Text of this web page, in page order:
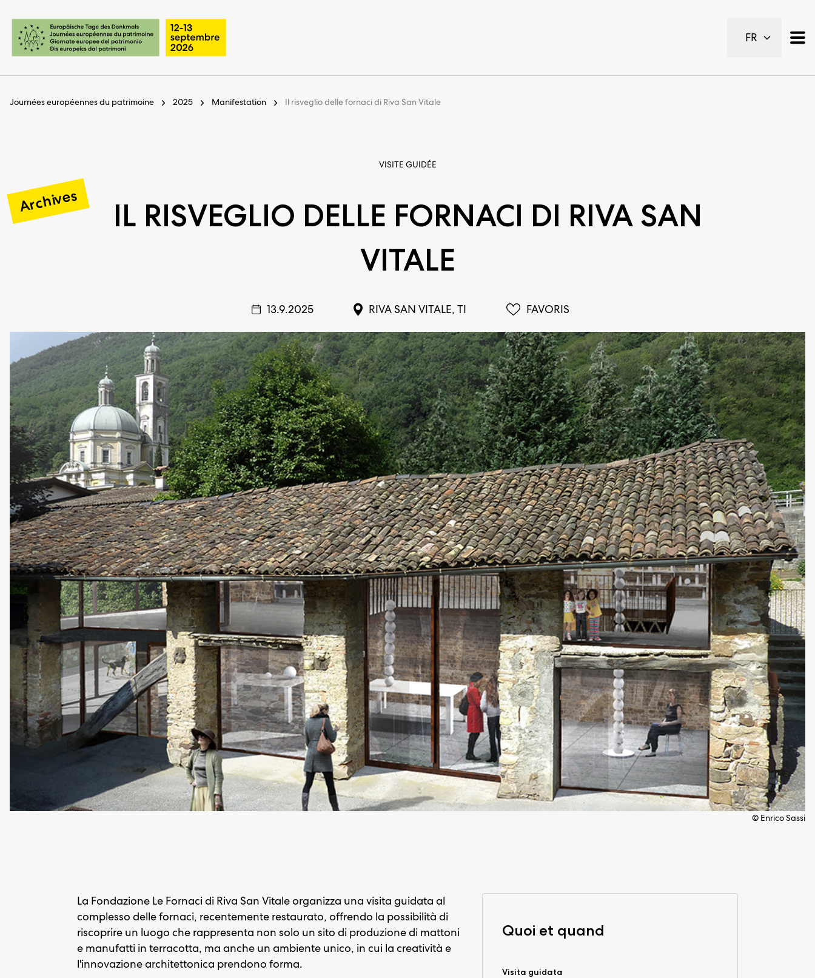
Pages importantes
Page d’accueil
Contact
FR
Journées européennes du patrimoine 2025 Manifestation Il risveglio delle fornaci di Riva San Vitale
VISITE GUIDÉE
Archives
IL RISVEGLIO DELLE FORNACI DI RIVA SAN
VITALE
13.9.2025 RIVA SAN VITALE, TI FAVORIS
© Enrico Sassi
La Fondazione Le Fornaci di Riva San Vitale organizza una visita guidata al
complesso delle fornaci, recentemente restaurato, offrendo la possibilità di
riscoprire un luogo che rappresenta non solo un sito di produzione di mattoni
e manufatti in terracotta, ma anche un ambiente unico, in cui la creatività e
l'innovazione architettonica prendono forma.
Quoi et quand
Visita guidata